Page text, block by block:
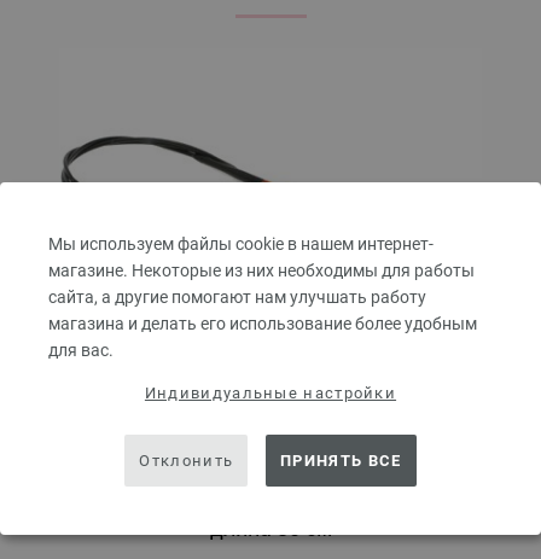
Мы используем файлы cookie в нашем интернет-
магазине. Некоторые из них необходимы для работы
сайта, а другие помогают нам улучшать работу
магазина и делать его использование более удобным
для вас.
Индивидуальные настройки
Отклонить ПРИНЯТЬ ВСЕ